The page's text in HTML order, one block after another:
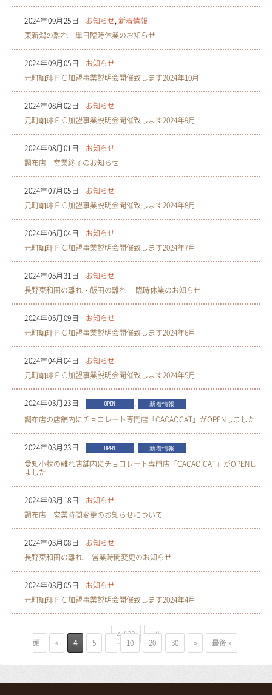
2024年09月25日 お知らせ,新着情報
東新潟の離れ 単日臨時休業のお知らせ
2024年09月05日
お知らせ
元町珈琲ＦＣ加盟事業説明会開催致します2024年10月
2024年08月02日
お知らせ
元町珈琲ＦＣ加盟事業説明会開催致します2024年9月
2024年08月01日
お知らせ
調布店 営業終了のお知らせ
2024年07月05日
お知らせ
元町珈琲ＦＣ加盟事業説明会開催致します2024年8月
2024年06月04日
お知らせ
元町珈琲ＦＣ加盟事業説明会開催致します2024年7月
2024年05月31日
お知らせ
長野東和田の離れ・飯田の離れ 臨時休業のお知らせ
2024年05月09日
お知らせ
元町珈琲ＦＣ加盟事業説明会開催致します2024年6月
2024年04月04日
お知らせ
元町珈琲ＦＣ加盟事業説明会開催致します2024年5月
2024年03月23日 OPEN , 新着情報
調布店の店舗内にチョコレート専門店「CACAOCAT」がOPENしました
2024年03月23日 OPEN , 新着情報
愛知小牧の離れ店舗内にチョコレート専門店「CACAO CAT」がOPENし
ました
2024年03月18日
お知らせ
調布店 営業時間変更のお知らせについて
2024年03月08日
お知らせ
長野東和田の離れ 営業時間変更のお知らせ
2024年03月05日
お知らせ
元町珈琲ＦＣ加盟事業説明会開催致します2024年4月
4 / 30 « 先
頭 « 4 5 10 20 30 » 最後 »